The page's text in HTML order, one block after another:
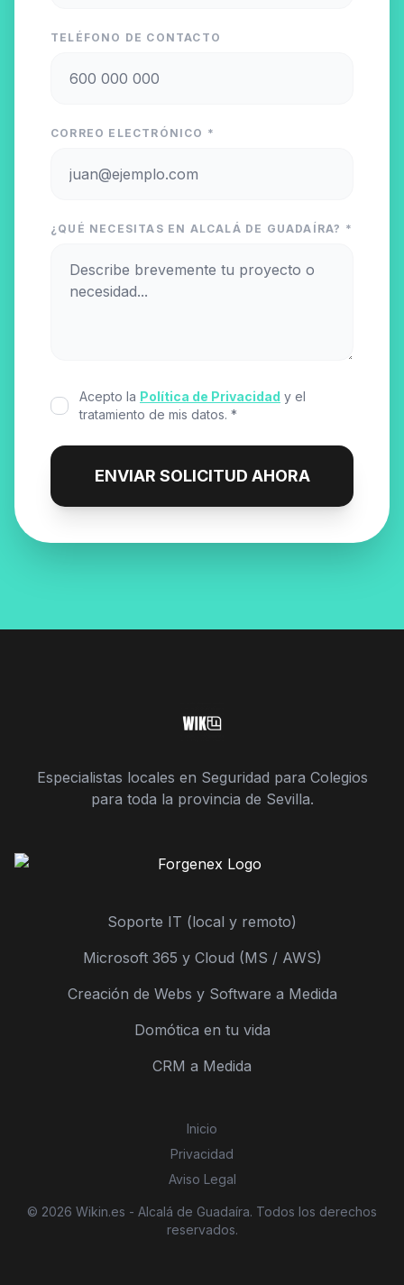
TELÉFONO DE CONTACTO
CORREO ELECTRÓNICO *
¿QUÉ NECESITAS EN ALCALÁ DE GUADAÍRA? *
Acepto la Política de Privacidad y el
tratamiento de mis datos. *
ENVIAR SOLICITUD AHORA
Especialistas locales en Seguridad para Colegios
para toda la provincia de Sevilla.
Soporte IT (local y remoto)
Microsoft 365 y Cloud (MS / AWS)
Creación de Webs y Software a Medida
Domótica en tu vida
CRM a Medida
Inicio
Privacidad
Aviso Legal
© 2026 Wikin.es - Alcalá de Guadaíra. Todos los derechos
reservados.